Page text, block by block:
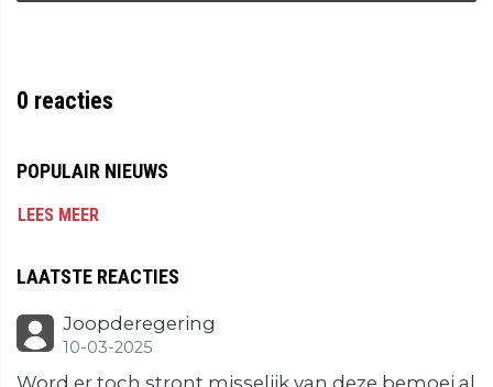
0 reacties
POPULAIR NIEUWS
LEES MEER
LAATSTE REACTIES
Joopderegering
10-03-2025
Word er toch stront misselijk van deze bemoei al